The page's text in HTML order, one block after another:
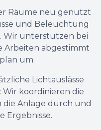
Räume neu genutzt
und Beleuchtung
Wir unterstützen bei
Arbeiten abgestimmt
um.
Lichtauslässe
Wir koordinieren die
die Anlage durch und
Ergebnisse.